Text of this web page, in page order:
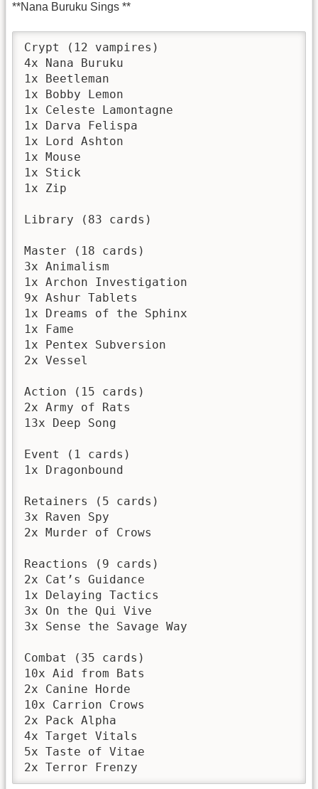
**Nana Buruku Sings **
Crypt (12 vampires)
4x Nana Buruku
1x Beetleman
1x Bobby Lemon
1x Celeste Lamontagne
1x Darva Felispa
1x Lord Ashton
1x Mouse
1x Stick
1x Zip
Library (83 cards)
Master (18 cards)
3x Animalism
1x Archon Investigation
9x Ashur Tablets
1x Dreams of the Sphinx
1x Fame
1x Pentex Subversion
2x Vessel
Action (15 cards)
2x Army of Rats
13x Deep Song
Event (1 cards)
1x Dragonbound
Retainers (5 cards)
3x Raven Spy
2x Murder of Crows
Reactions (9 cards)
2x Cat’s Guidance
1x Delaying Tactics
3x On the Qui Vive
3x Sense the Savage Way
Combat (35 cards)
10x Aid from Bats
2x Canine Horde
10x Carrion Crows
2x Pack Alpha
4x Target Vitals
5x Taste of Vitae
2x Terror Frenzy